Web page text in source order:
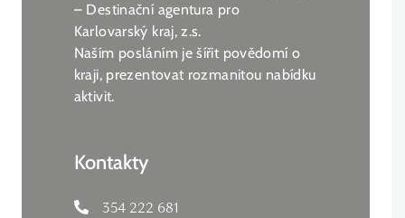
– Destinační agentura pro
Karlovarský kraj, z.s.
Naším posláním je šířit povědomí o
kraji, prezentovat rozmanitou nabídku
aktivit.
Kontakty
354 222 681